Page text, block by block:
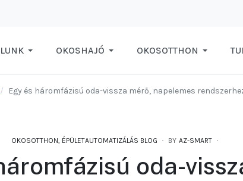
OKOSHAJÓ OKOSOTTHON
Egy és háromfázisú oda-vissza mérő, napelemes
OKOSOTTHON, ÉPÜLETAUTOMATIZÁLÁS BLOG BY AZ-SMART
oda-